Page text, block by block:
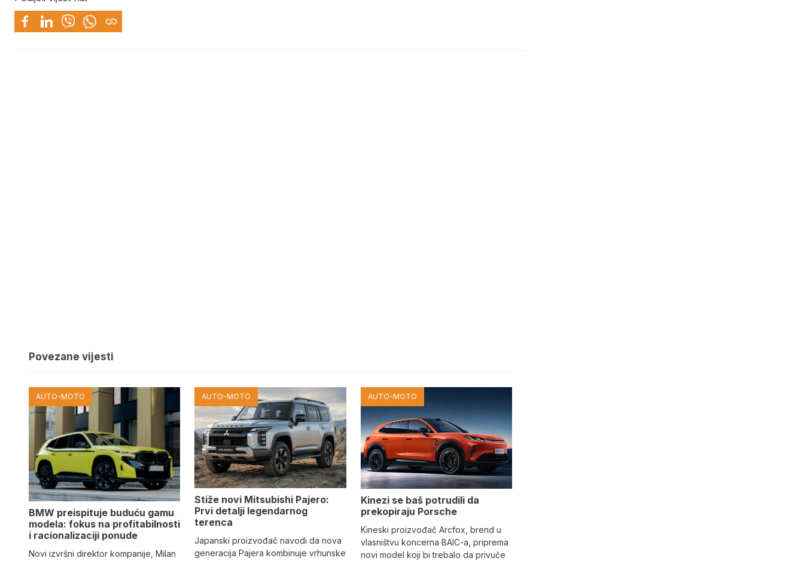
Povezane vijesti
AUTO-MOTO
BMW preispituje buduću gamu
modela: fokus na profitabilnosti
i racionalizaciji ponude
Novi izvršni direktor kompanije, Milan
AUTO-MOTO
Stiže novi Mitsubishi Pajero:
Prvi detalji legendarnog
terenca
Japanski proizvođač navodi da nova
generacija Pajera kombinuje vrhunske
AUTO-MOTO
Kinezi se baš potrudili da
prekopiraju Porsche
Kineski proizvođač Arcfox, brend u
vlasništvu koncerna BAIC-a, priprema
novi model koji bi trebalo da privuče